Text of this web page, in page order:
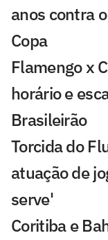
anos contra
Copa
Flamengo x
horário e
Brasileirão
Torcida do
atuação de
serve'
Coritiba e